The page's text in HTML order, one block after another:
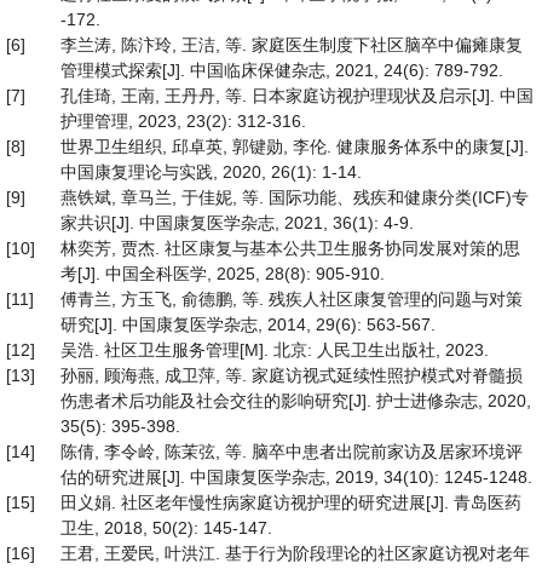
-172.
[6]
李兰涛, 陈汴玲, 王洁, 等. 家庭医生制度下社区脑卒中偏瘫康复
管理模式探索[J]. 中国临床保健杂志, 2021, 24(6): 789-792.
[7]
孔佳琦, 王南, 王丹丹, 等. 日本家庭访视护理现状及启示[J]. 中国
护理管理, 2023, 23(2): 312-316.
[8]
世界卫生组织, 邱卓英, 郭键勋, 李伦. 健康服务体系中的康复[J].
中国康复理论与实践, 2020, 26(1): 1-14.
[9]
燕铁斌, 章马兰, 于佳妮, 等. 国际功能、残疾和健康分类(ICF)专
家共识[J]. 中国康复医学杂志, 2021, 36(1): 4-9.
[10]
林奕芳, 贾杰. 社区康复与基本公共卫生服务协同发展对策的思
考[J]. 中国全科医学, 2025, 28(8): 905-910.
[11]
傅青兰, 方玉飞, 俞德鹏, 等. 残疾人社区康复管理的问题与对策
研究[J]. 中国康复医学杂志, 2014, 29(6): 563-567.
[12]
吴浩. 社区卫生服务管理[M]. 北京: 人民卫生出版社, 2023.
[13]
孙丽, 顾海燕, 成卫萍, 等. 家庭访视式延续性照护模式对脊髓损
伤患者术后功能及社会交往的影响研究[J]. 护士进修杂志, 2020,
35(5): 395-398.
[14]
陈倩, 李令岭, 陈茉弦, 等. 脑卒中患者出院前家访及居家环境评
估的研究进展[J]. 中国康复医学杂志, 2019, 34(10): 1245-1248.
[15]
田义娟. 社区老年慢性病家庭访视护理的研究进展[J]. 青岛医药
卫生, 2018, 50(2): 145-147.
[16]
王君, 王爱民, 叶洪江. 基于行为阶段理论的社区家庭访视对老年